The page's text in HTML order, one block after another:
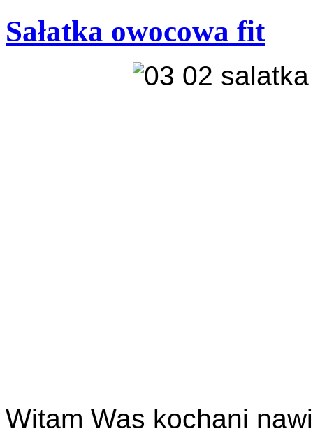
Sałatka owocowa fit
Witam Was kochani